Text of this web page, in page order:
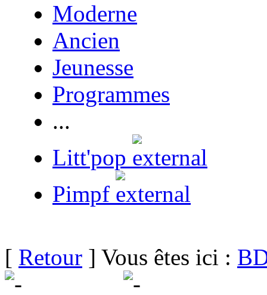
Moderne
Ancien
Jeunesse
Programmes
...
Litt'pop
Pimpf
[ Retour ] Vous êtes ici :